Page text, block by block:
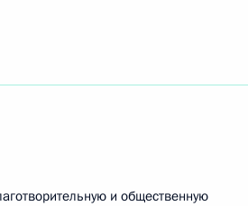
и общественную